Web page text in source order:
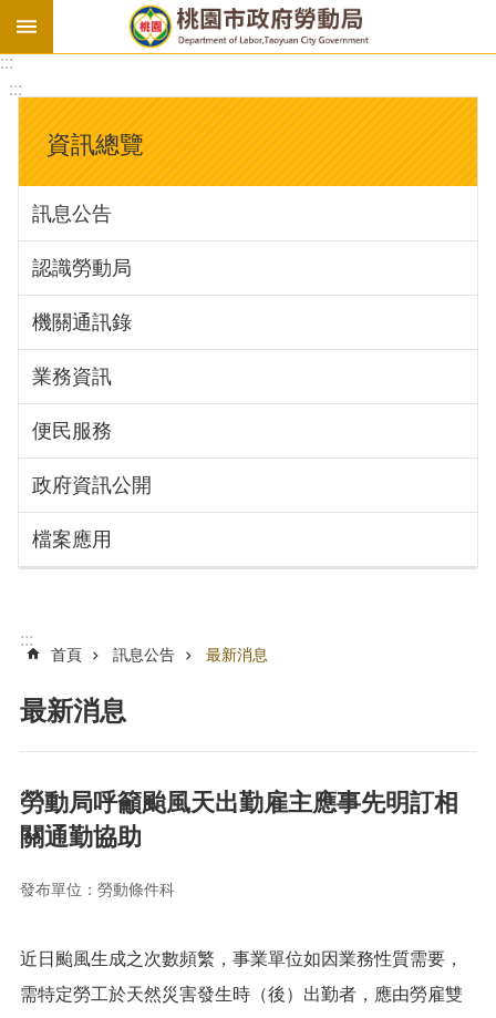
基
法
勞
資
會
庇
護
工
場
進
訊
息
公
識
動
局
關
通
訊
業
資
訊
:::
:::
資訊總覽
訊息公告
認識勞動局
機關通訊錄
業務資訊
便民服務
政府資訊公開
檔案應用
:::
首頁 訊息公告 最新消息
最新消息
勞動局呼籲颱風天出勤雇主應事先明訂相
關通勤協助
發布單位：勞動條件科
近日颱風生成之次數頻繁，事業單位如因業務性質需要，
需特定勞工於天然災害發生時（後）出勤者，應由勞雇雙